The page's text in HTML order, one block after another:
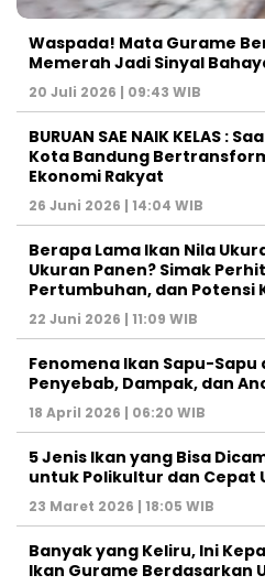
Waspada! Mata Gurame
Memerah Jadi Sinyal
20 Juli 2026 | 09:43 WIB
BURUAN SAE NAIK KELAS :
Kota Bandung
Ekonomi Rakyat
26 Juni 2026 | 14:04 WIB
Berapa Lama Ikan Nila
Ukuran Panen? Simak
Pertumbuhan, dan Potensi
22 Juni 2026 | 11:09 WIB
Fenomena Ikan Sapu-
Penyebab, Dampak, dan
18 April 2026 | 06:20 WIB
5 Jenis Ikan yang Bisa
untuk Polikultur dan Cepat
23 Maret 2026 | 18:05 WIB
Banyak yang Keliru, Ini
Ikan Gurame Berdasarkan